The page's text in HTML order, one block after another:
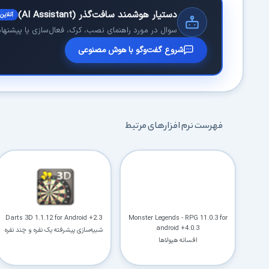
دستیار هوشمند سافت‌گذر (AI Assistant) آنلاین
سوال در مورد راهنمای نصب، کرک، فعال‌سازی یا
شروع گفت‌وگو با هوش مصنوعی
فهرست نرم افزارهای مرتبط
Monster Legends - RPG 11.0.3 for
android +4.0.3
افسانه هیولاها
Darts 3D 1.1.12 for Android +2.3
شبیه‌سازی پیشرفته یک نفره و چند نفره